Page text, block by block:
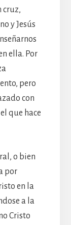
cruz,
y Jesús
ella. Por
pero
con
que hace
o bien
por
en la
a la
Cristo